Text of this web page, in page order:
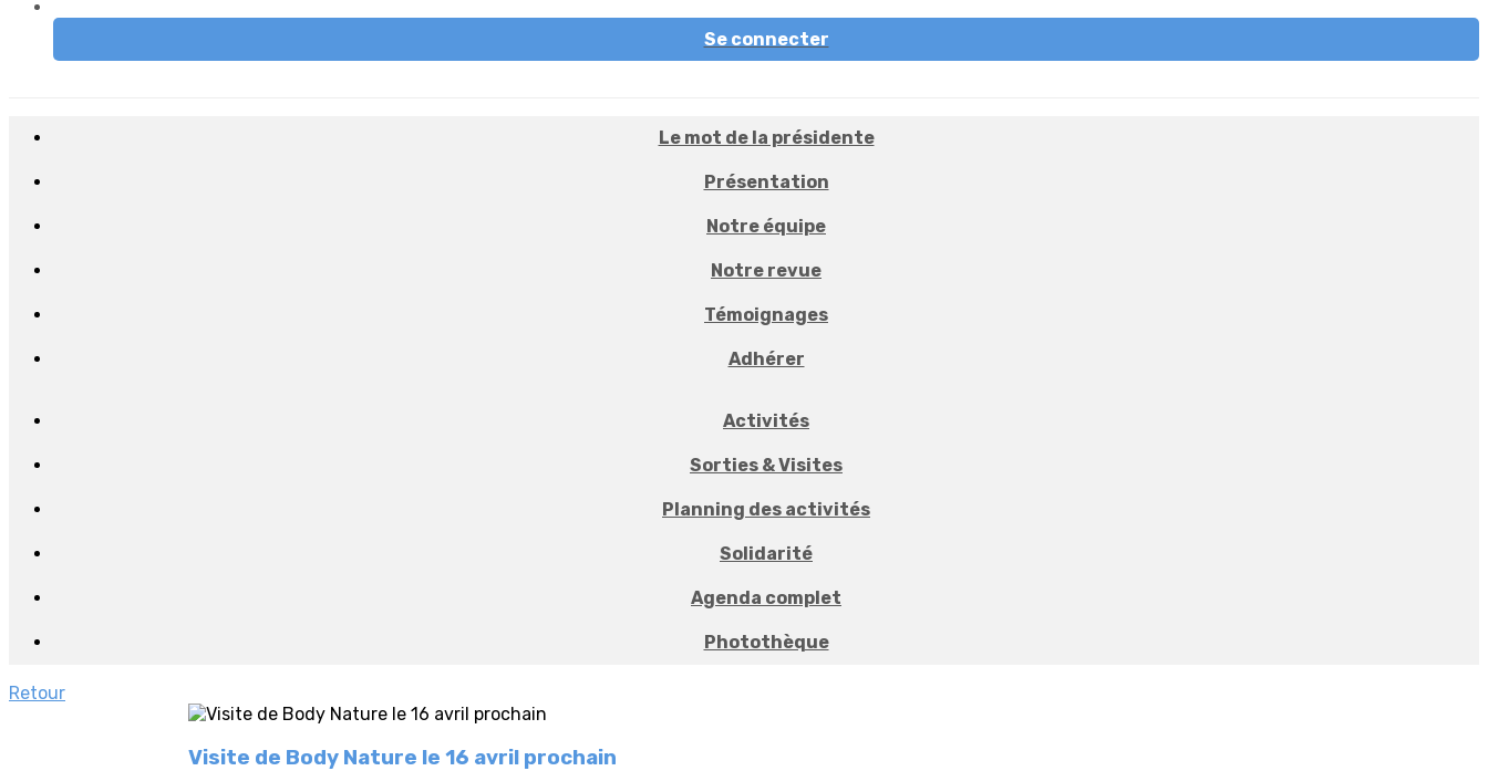
Se connecter
Le mot de la présidente
Présentation
Notre équipe
Notre revue
Témoignages
Adhérer
Activités
Sorties & Visites
Planning des activités
Solidarité
Agenda complet
Photothèque
Retour
Visite de Body Nature le 16 avril prochain